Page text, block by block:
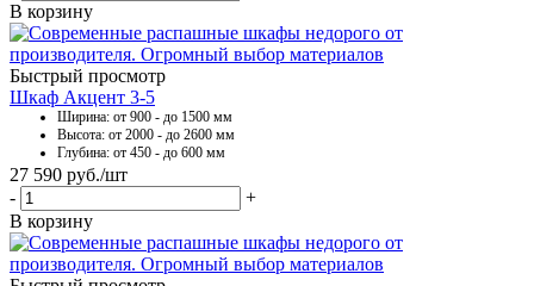
В корзину
Быстрый просмотр
Шкаф Акцент 3-5
Ширина: от 900 - до 1500 мм
Высота: от 2000 - до 2600 мм
Глубина: от 450 - до 600 мм
27 590 руб./шт
-
+
В корзину